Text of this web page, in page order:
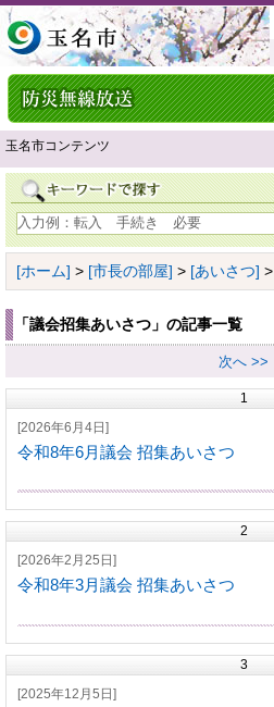
玉名市コンテンツ
[ホーム] > [市長の部屋] > [あいさつ] >
「議会招集あいさつ」の記事一覧
次へ >>
1
[2026年6月4日]
令和8年6月議会 招集あいさつ
2
[2026年2月25日]
令和8年3月議会 招集あいさつ
3
[2025年12月5日]